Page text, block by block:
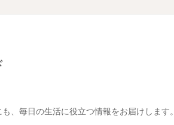
、毎日の生活に役立つ情報をお届けします。